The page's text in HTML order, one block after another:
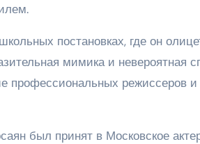
постановках, где он
мимика и невероятная
профессиональных режиссеров и
был принят в Московское